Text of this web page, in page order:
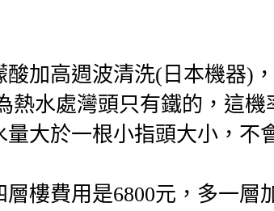
加高週波清洗(日本機器)
熱水處灣頭只有鐵的，這
量大於一根小指頭大小，不
樓費用是6800元，多一